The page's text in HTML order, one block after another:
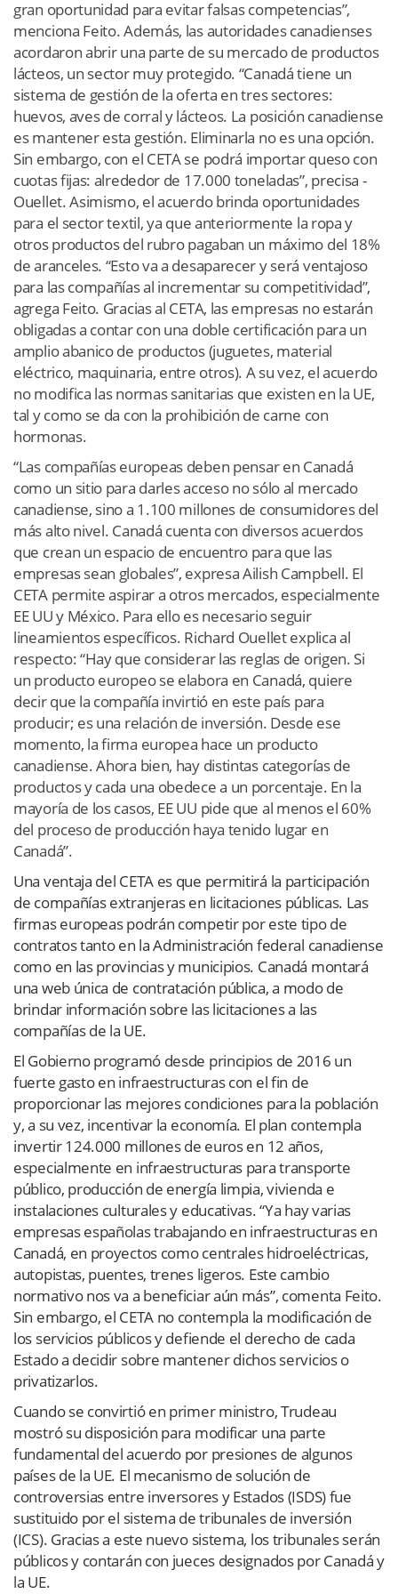
gran oportunidad para evitar falsas competencias”,
menciona Feito. Además, las autoridades canadienses
acordaron abrir una parte de su mercado de productos
lácteos, un sector muy protegido. “Canadá tiene un
sistema de gestión de la oferta en tres sectores:
huevos, aves de corral y lácteos. La posición canadiense
es mantener esta gestión. Eliminarla no es una opción.
Sin embargo, con el CETA se podrá importar queso con
cuotas fijas: alrededor de 17.000 toneladas”, precisa ­
Ouellet. Asimismo, el acuerdo brinda oportunidades
para el sector textil, ya que anteriormente la ropa y
otros productos del rubro pagaban un máximo del 18%
de aranceles. “Esto va a desaparecer y será ventajoso
para las compañías al incrementar su competitividad”,
agrega Feito. Gracias al CETA, las empresas no estarán
obligadas a contar con una doble certificación para un
amplio abanico de productos (juguetes, material
eléctrico, maquinaria, entre otros). A su vez, el acuerdo
no modifica las normas sanitarias que existen en la UE,
tal y como se da con la prohibición de carne con
hormonas.
“Las compañías europeas deben pensar en Canadá
como un sitio para darles acceso no sólo al mercado
canadiense, sino a 1.100 millones de consumidores del
más alto nivel. Canadá cuenta con diversos acuerdos
que crean un espacio de encuentro para que las
empresas sean globales”, expresa Ailish Campbell. El
CETA permite aspirar a otros mercados, especialmente
EE UU y México. Para ello es necesario seguir
lineamientos específicos. Richard ­Ouellet explica al
respecto: “Hay que considerar las reglas de origen. Si
un producto europeo se elabora en Canadá, quiere
decir que la compañía invirtió en este país para
producir; es una relación de inversión. Desde ese
momento, la firma europea hace un producto
canadiense. Ahora bien, hay distintas categorías de
productos y cada una obedece a un porcentaje. En la
mayoría de los casos, EE UU pide que al menos el 60%
del proceso de producción haya tenido lugar en
Canadá”.
Una ventaja del CETA es que permitirá la participación
de compañías extranjeras en licitaciones públicas. Las
firmas europeas podrán competir por este tipo de
contratos tanto en la Administración federal canadiense
como en las provincias y municipios. Canadá montará
una web única de contratación pública, a modo de
brindar información sobre las licitaciones a las
compañías de la UE.
El Gobierno programó desde principios de 2016 un
fuerte gasto en infraestructuras con el fin de
proporcionar las mejores condiciones para la población
y, a su vez, incentivar la economía. El plan contempla
invertir 124.000 millones de euros en 12 años,
especialmente en infraestructuras para transporte
público, producción de energía limpia, vivienda e
instalaciones culturales y educativas. “Ya hay varias
empresas españolas trabajando en infraestructuras en
Canadá, en proyectos como centrales hidroeléctricas,
autopistas, puentes, trenes ligeros. Este cambio
normativo nos va a beneficiar aún más”, comenta Feito.
Sin embargo, el CETA no contempla la modificación de
los servicios públicos y defiende el derecho de cada
Estado a decidir sobre mantener dichos servicios o
privatizarlos.
Cuando se convirtió en primer ministro, Trudeau
mostró su disposición para modificar una parte
fundamental del acuerdo por presiones de algunos
países de la UE. El mecanismo de solución de
controversias entre inversores y Estados (ISDS) fue
sustituido por el sistema de tribunales de inversión
(ICS). Gracias a este nuevo sistema, los tribunales serán
públicos y contarán con jueces designados por Canadá y
la UE.